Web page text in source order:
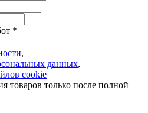
*
,
данных,
cookie
товаров только после полной